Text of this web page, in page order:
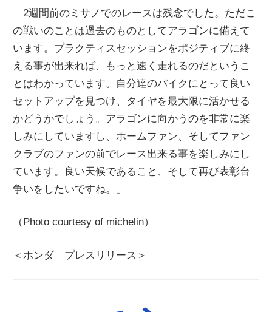
ス
「2週間前のミサノでのレースは残念でした。ただこ
の戦いのことは過去のものとしてアラゴンに備えて
います。プラクティスセッションをポジティブに終
える事が出来れば、もっと速く走れるのだというこ
とはわかっています。自分達のバイクにとって良い
セットアップを見つけ、タイヤを最大限に活かせる
かどうかでしょう。アラゴンに向かうのを非常に楽
しみにしていますし、ホームファン、そしてファン
クラブのファンの前でレース出来る事を楽しみにし
ています。良い天候であること、そして再び表彰台
争いをしたいですね。」
（Photo courtesy of michelin）
＜ホンダ プレスリリース＞